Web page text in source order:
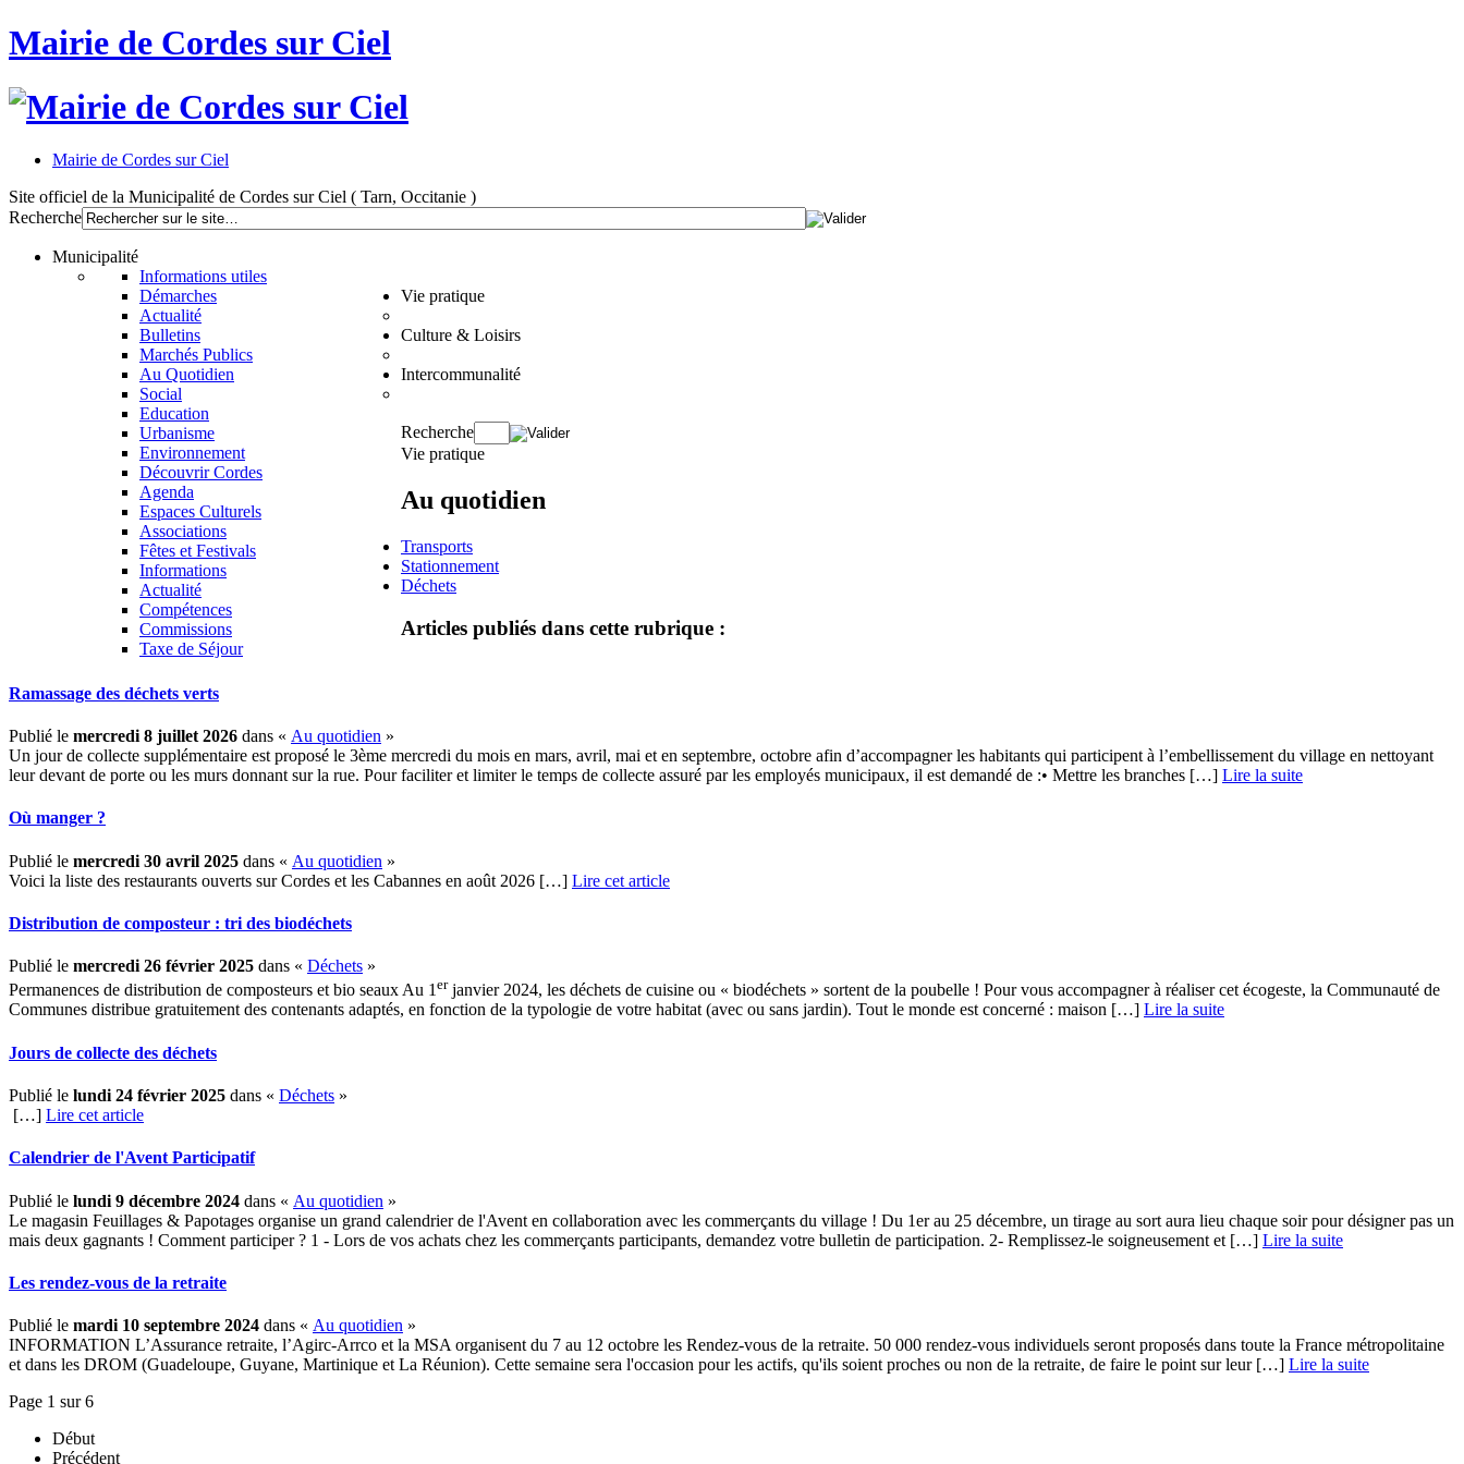
Mairie de Cordes sur Ciel
Mairie de Cordes sur Ciel
Site officiel de la Municipalité de Cordes sur Ciel ( Tarn, Occitanie )
Recherche
Municipalité
Informations utiles
Démarches
Actualité
Bulletins
Marchés Publics
Vie pratique
Au Quotidien
Social
Education
Urbanisme
Environnement
Culture & Loisirs
Découvrir Cordes
Agenda
Espaces Culturels
Associations
Fêtes et Festivals
Intercommunalité
Informations
Actualité
Compétences
Commissions
Taxe de Séjour
Recherche
Vie pratique
Au quotidien
Transports
Stationnement
Déchets
Articles publiés dans cette rubrique :
Ramassage des déchets verts
Publié le mercredi 8 juillet 2026 dans « Au quotidien »
Un jour de collecte supplémentaire est proposé le 3ème mercredi du mois en mars, avril, mai et en septembre, octobre afin d’accompagner les habitants qui participent à l’embellissement du village en nettoyant
leur devant de porte ou les murs donnant sur la rue. Pour faciliter et limiter le temps de collecte assuré par les employés municipaux, il est demandé de :• Mettre les branches […] ­ Lire la suite
Où manger ?
Publié le mercredi 30 avril 2025 dans « Au quotidien »
Voici la liste des restaurants ouverts sur Cordes et les Cabannes en août 2026 […] Lire cet article
Distribution de composteur : tri des biodéchets
Publié le mercredi 26 février 2025 dans « Déchets »
Permanences de distribution de composteurs et bio seaux Au 1erjanvier 2024, les déchets de cuisine ou « biodéchets » sortent de la poubelle ! Pour vous accompagner à réaliser cet écogeste, la Communauté de
Communes distribue gratuitement des contenants adaptés, en fonction de la typologie de votre habitat (avec ou sans jardin). Tout le monde est concerné : maison […] ­ Lire la suite
Jours de collecte des déchets
Publié le lundi 24 février 2025 dans « Déchets »
[…] Lire cet article
Calendrier de l'Avent Participatif
Publié le lundi 9 décembre 2024 dans « Au quotidien »
Le magasin Feuillages & Papotages organise un grand calendrier de l'Avent en collaboration avec les commerçants du village ! Du 1er au 25 décembre, un tirage au sort aura lieu chaque soir pour désigner pas un
mais deux gagnants ! Comment participer ? 1 - Lors de vos achats chez les commerçants participants, demandez votre bulletin de participation. 2- Remplissez-le soigneusement et […] ­ Lire la suite
Les rendez-vous de la retraite
Publié le mardi 10 septembre 2024 dans « Au quotidien »
INFORMATION L’Assurance retraite, l’Agirc-Arrco et la MSA organisent du 7 au 12 octobre les Rendez-vous de la retraite. 50 000 rendez-vous individuels seront proposés dans toute la France métropolitaine
et dans les DROM (Guadeloupe, Guyane, Martinique et La Réunion). Cette semaine sera l'occasion pour les actifs, qu'ils soient proches ou non de la retraite, de faire le point sur leur […] ­ Lire la suite
Page 1 sur 6
Début
Précédent